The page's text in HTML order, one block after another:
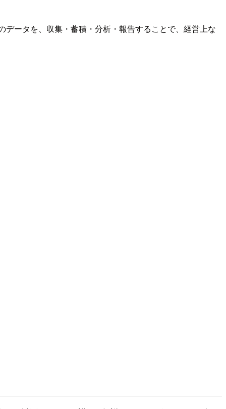
ータを、収集・蓄積・分析・報告することで、経営上な